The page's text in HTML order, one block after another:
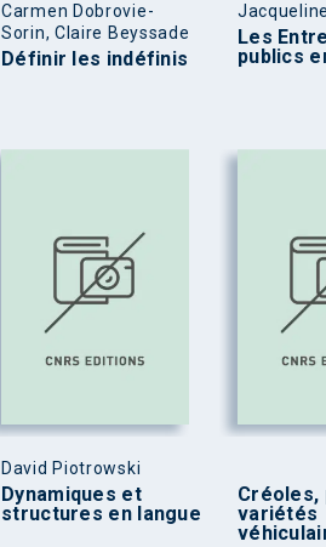
Carmen Dobrovie-
Sorin, Claire Beyssade
Définir les indéfinis
Les
publics
David Piotrowski
Dynamiques et
structures en langue
Créoles,
variétés